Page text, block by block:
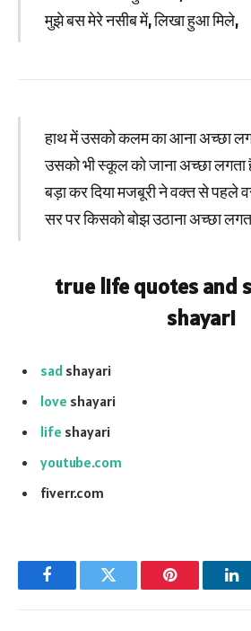
मुझे बस मेरे नसीब में, लिखा हुआ मिले,
हाथ में उसको कलम का आना अच्छा
उसको भी स्कूल को जाना अच्छा लगता
बड़ा कर दिया मजबूरी ने वक्त से पहले
सर पर किसको बोझ उठाना अच्छा
true life quotes and
shayari
sad shayari
love shayari
life shayari
youtube.com
fiverr.com
FacebookTwitter Pinterest